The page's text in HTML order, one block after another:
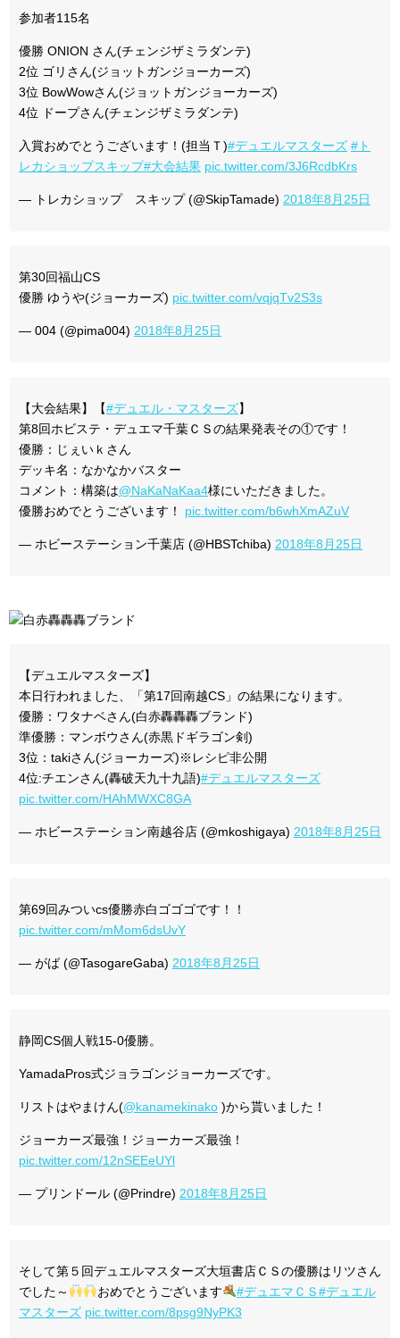
参加者115名
優勝 ONION さん(チェンジザミラダンテ)
2位 ゴリさん(ジョットガンジョーカーズ)
3位 BowWowさん(ジョットガンジョーカーズ)
4位 ドープさん(チェンジザミラダンテ)
入賞おめでとうございます！(担当Ｔ)#デュエルマスターズ #ト
レカショップスキップ#大会結果 pic.twitter.com/3J6RcdbKrs
— トレカショップ スキップ (@SkipTamade) 2018年8月25日
第30回福山CS
優勝 ゆうや(ジョーカーズ) pic.twitter.com/vqjqTv2S3s
— 004 (@pima004) 2018年8月25日
【大会結果】【#デュエル・マスターズ】
第8回ホビステ・デュエマ千葉ＣＳの結果発表その①です！
優勝：じぇいｋさん
デッキ名：なかなかバスター
コメント：構築は@NaKaNaKaa4様にいただきました。
優勝おめでとうございます！ pic.twitter.com/b6whXmAZuV
— ホビーステーション千葉店 (@HBSTchiba) 2018年8月25日
【デュエルマスターズ】
本日行われました、「第17回南越CS」の結果になります。
優勝：ワタナベさん(白赤轟轟轟ブランド)
準優勝：マンボウさん(赤黒ドギラゴン剣)
3位：takiさん(ジョーカーズ)※レシピ非公開
4位:チエンさん(轟破天九十九語)#デュエルマスターズ
pic.twitter.com/HAhMWXC8GA
— ホビーステーション南越谷店 (@mkoshigaya) 2018年8月25日
第69回みついcs優勝赤白ゴゴゴです！！
pic.twitter.com/mMom6dsUvY
— がば (@TasogareGaba) 2018年8月25日
静岡CS個人戦15-0優勝。
YamadaPros式ジョラゴンジョーカーズです。
リストはやまけん(@kanamekinako )から貰いました！
ジョーカーズ最強！ジョーカーズ最強！
pic.twitter.com/12nSEEeUYl
— プリンドール (@Prindre) 2018年8月25日
そして第５回デュエルマスターズ大垣書店ＣＳの優勝はリツさん
でした～
おめでとうございます #デュエマＣＳ#デュエル
マスターズ pic.twitter.com/8psg9NyPK3